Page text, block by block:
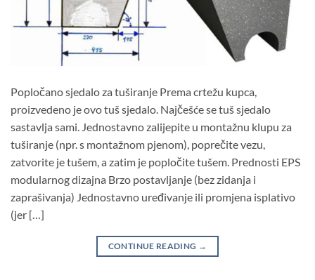
Popločano sjedalo za tuširanje Prema crtežu kupca,
proizvedeno je ovo tuš sjedalo. Najčešće se tuš sjedalo
sastavlja sami. Jednostavno zalijepite u montažnu klupu za
tuširanje (npr. s montažnom pjenom), poprečite vezu,
zatvorite je tušem, a zatim je popločite tušem. Prednosti EPS
modularnog dizajna Brzo postavljanje (bez zidanja i
zaprašivanja) Jednostavno uređivanje ili promjena isplativo
(jer […]
CONTINUE READING →